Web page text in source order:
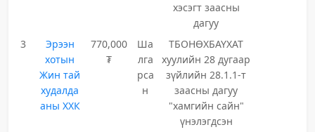
хэсэгт заасны
дагуу
3
Эрээн
хотын
Жин тай
худалда
аны ХХК
770,000
₮
Ша
лга
рса
н
ТБОНӨХБАҮХАТ
хуулийн 28 дугаар
зүйлийн 28.1.1-т
заасны дагуу
"хамгийн сайн"
үнэлэгдсэн